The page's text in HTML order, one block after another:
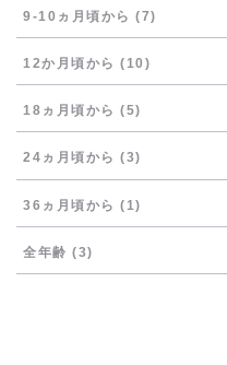
9-10ヵ月頃から (7)
12か月頃から (10)
18ヵ月頃から (5)
24ヵ月頃から (3)
36ヵ月頃から (1)
全年齢 (3)